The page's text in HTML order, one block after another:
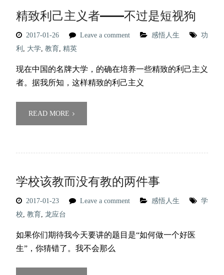
精致利己主义者——不过是短视狗
2017-01-26 Leave a comment 感悟人生
功
利 , 大学, 教育, 精英
现在中国的名牌大学，的确在培养一些精致的利己主义
者。据我所知，这样精致的利己主义
READ MORE
学校该教而没有教的两件事
2017-01-23 Leave a comment 感悟人生
学
校, 教育, 龙应台
如果你们期待我今天要讲的题目是‌‌“如何做一个好医
生‌‌”，你猜错了。我不会那么